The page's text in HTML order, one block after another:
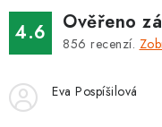
v
k
v
ý
v
á
n
4.6 Ověřeno
856 recenzí.
Eva Pospíšilová